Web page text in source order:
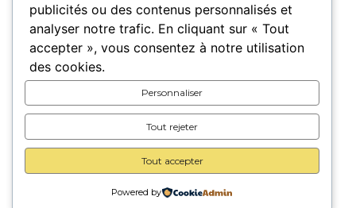
Accueil Oeuvres Artistes Lieux
Expositions
Pour les lieux Pour les artistes
Carte cadeau A propos Contact
publicités ou des contenus personnalisés et
analyser notre trafic. En cliquant sur « Tout
accepter », vous consentez à notre utilisation
des cookies.
Personnaliser
Tout rejeter
Tout accepter
Powered by